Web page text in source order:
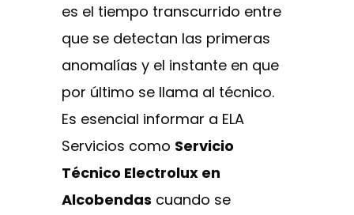
es el tiempo transcurrido entre
que se detectan las primeras
anomalías y el instante en que
por último se llama al técnico.
Es esencial informar a ELA
Servicios como Servicio
Técnico Electrolux en
Alcobendas cuando se